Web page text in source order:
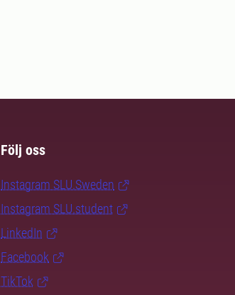
Följ oss
Instagram SLU.Sweden
Instagram SLU.student
LinkedIn
Facebook
TikTok